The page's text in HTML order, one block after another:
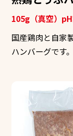
105g（真空）
国産鶏肉と自家
ハンバーグです。